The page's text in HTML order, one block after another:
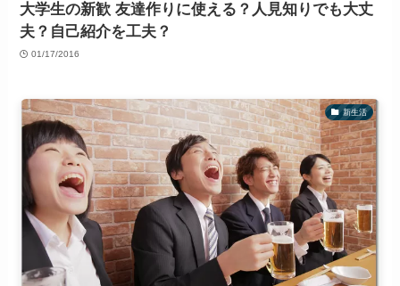
大学生の新歓 友達作りに使える？人見知りでも大丈
夫？自己紹介を工夫？
01/17/2016
新生活